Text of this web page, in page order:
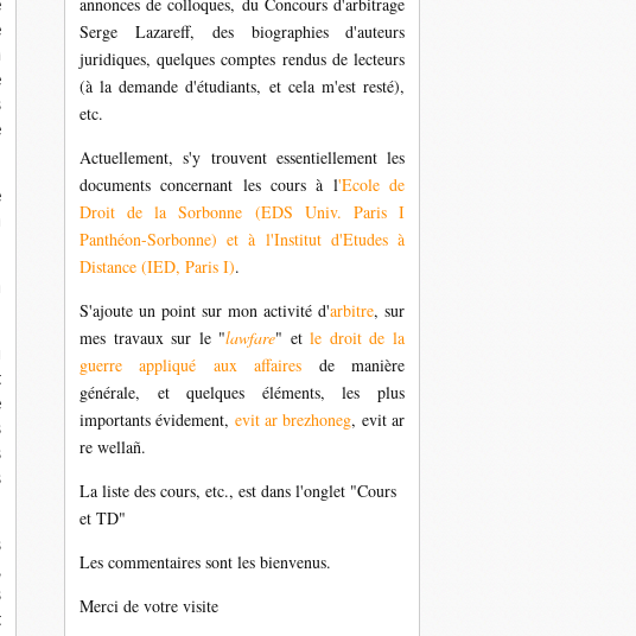
Serge Lazareff, des biographies d'auteurs
juridiques, quelques comptes rendus de lecteurs
(à la demande d'étudiants, et cela m'est resté),
etc.
Actuellement, s'y trouvent essentiellement les
documents concernant les cours à l'Ecole de
Droit de la Sorbonne (EDS Univ. Paris I
Panthéon-Sorbonne) et à l'Institut d'Etudes à
Distance (IED, Paris I).
S'ajoute un point sur mon activité d'arbitre, sur
mes travaux sur le "lawfare" etle droit de la
guerre appliqué aux affaires de manière
générale, et quelques éléments, les plus
importants évidement, evit ar brezhoneg, evit ar
re wellañ.
La liste des cours, etc., est dans l'onglet "Cours
et TD"
Les commentaires sont les bienvenus.
Merci de votre visite